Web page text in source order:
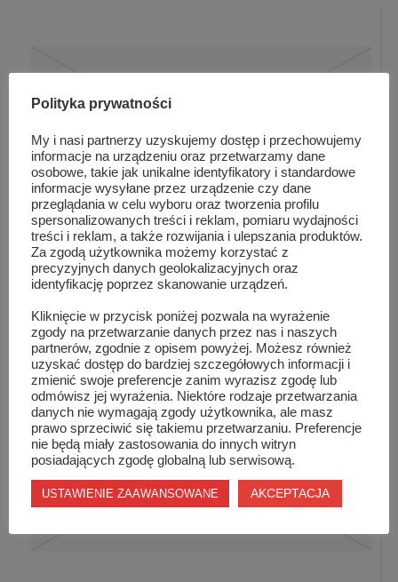
„Regionalne fascynacje” – rozstr...
Polityka prywatności
My i nasi partnerzy uzyskujemy dostęp i przechowujemy
informacje na urządzeniu oraz przetwarzamy dane
osobowe, takie jak unikalne identyfikatory i standardowe
informacje wysyłane przez urządzenie czy dane
przeglądania w celu wyboru oraz tworzenia profilu
spersonalizowanych treści i reklam, pomiaru wydajności
treści i reklam, a także rozwijania i ulepszania produktów.
Za zgodą użytkownika możemy korzystać z
precyzyjnych danych geolokalizacyjnych oraz
identyfikację poprzez skanowanie urządzeń.
Kliknięcie w przycisk poniżej pozwala na wyrażenie
zgody na przetwarzanie danych przez nas i naszych
partnerów, zgodnie z opisem powyżej. Możesz również
uzyskać dostęp do bardziej szczegółowych informacji i
zmienić swoje preferencje zanim wyrazisz zgodę lub
odmówisz jej wyrażenia. Niektóre rodzaje przetwarzania
danych nie wymagają zgody użytkownika, ale masz
prawo sprzeciwić się takiemu przetwarzaniu. Preferencje
nie będą miały zastosowania do innych witryn
posiadających zgodę globalną lub serwisową.
USTAWIENIE ZAAWANSOWANE AKCEPTACJA